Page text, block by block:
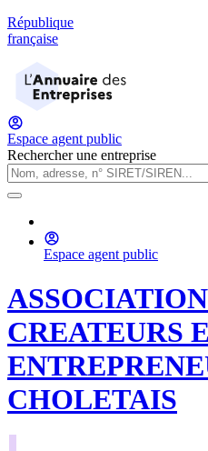
République
française
Espace agent public
Rechercher une entreprise
Espace agent public
CREATEURS
CHOLETAIS